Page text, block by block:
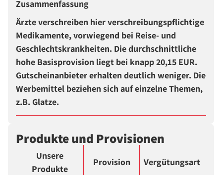
Zusammenfassung
Ärzte verschreiben hier verschreibungspflichtige
Medikamente, vorwiegend bei Reise- und
Geschlechtskrankheiten. Die durchschnittliche
hohe Basisprovision liegt bei knapp 20,15 EUR.
Gutscheinanbieter erhalten deutlich weniger. Die
Werbemittel beziehen sich auf einzelne Themen,
z.B. Glatze.
Produkte und Provisionen
Unsere
Produkte
Provision Vergütungsart